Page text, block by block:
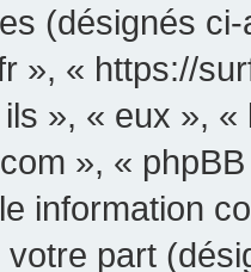
(désignés
», « https://
», « eux »,
», «
information
votre part